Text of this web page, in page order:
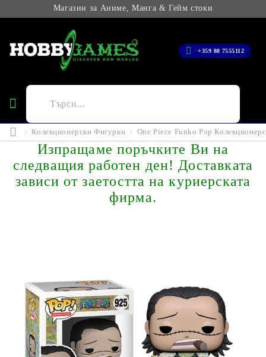
Магазин за Аниме, Манга & Гейм стоки
+359 88 7555112
Колекционерски Фигурки One Piece Funko Pop
Изпращаме поръчките Ви на
следващия работен ден! Доставката
зависи от заетостта на куриерската
фирма.